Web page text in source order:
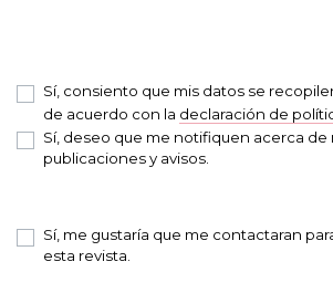
Sí, consiento que mis datos se
de acuerdo con la declaración de
Sí, deseo que me notifiquen acerca de
publicaciones y avisos.
Sí, me gustaría que me contactaran
esta revista.